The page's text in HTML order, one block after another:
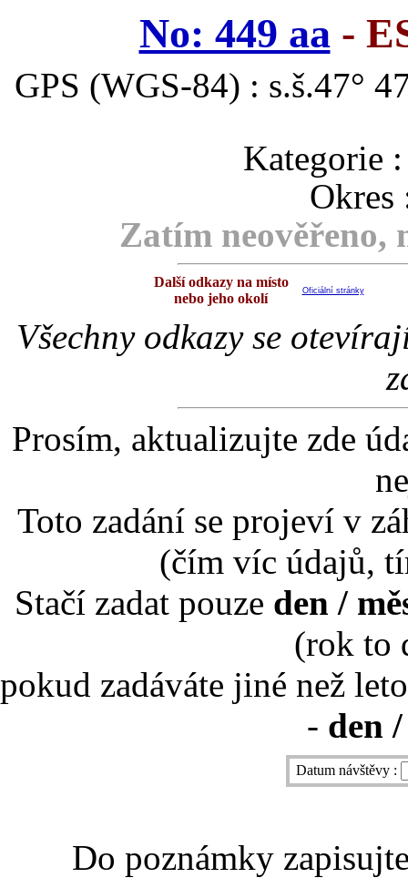
No: 449 aa-
GPS (WGS-84) : s.š.47°
Kategorie
Okres
Zatím
Další odkazy na místo
nebo jeho okolí
Oficiální stránky
Všechny odkazy se
Prosím, aktualizujte zde
Toto zadání se projeví v
(čím víc údajů,
Stačí zadat pouze den /
(rok to
pokud zadáváte jiné než
- den
Datum návštěvy :
Do poznámky